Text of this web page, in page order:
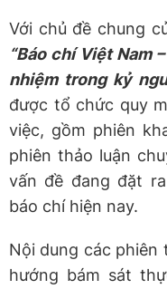
Với chủ đề chung
“Báo chí Việt Nam
nhiệm trong kỷ
được tổ chức quy
việc, gồm phiên
phiên thảo luận
vấn đề đang đặt
báo chí hiện nay.
Nội dung các phiên
hướng bám sát